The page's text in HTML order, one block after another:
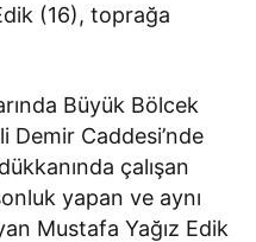
(16), toprağa
Büyük Bölcek
Demir Caddesi’nde
çalışan
yapan ve aynı
Mustafa Yağız Edik